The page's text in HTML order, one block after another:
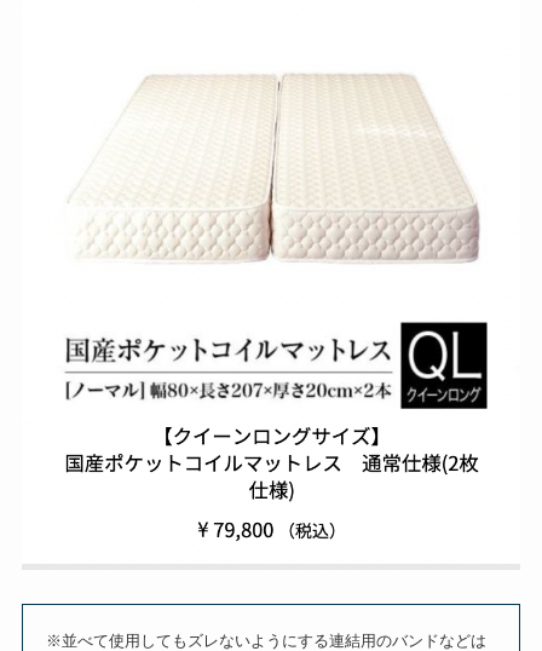
※並べて使用してもズレないようにする連結用のバンドなどは